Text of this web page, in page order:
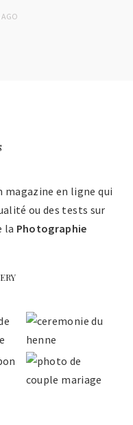
AGO
en ligne qui
ou des tests sur
la Photographie